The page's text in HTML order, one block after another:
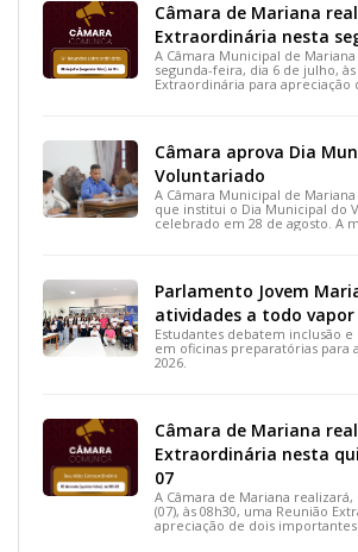
Câmara de Mariana
Extraordinária nesta
A Câmara Municipal de
segunda-feira, dia 6 de julho,
Extraordinária para
Câmara aprova Dia
Voluntariado
A Câmara Municipal de
que institui o Dia Municipal do
celebrado em 28 de agosto. A
Parlamento Jovem
atividades a todo vapor
Estudantes debatem inclusão
em oficinas preparatórias para
2026.
Câmara de Mariana
Extraordinária nesta
07
A Câmara de Mariana
(07), às 08h30, uma Reunião
apreciação de dois